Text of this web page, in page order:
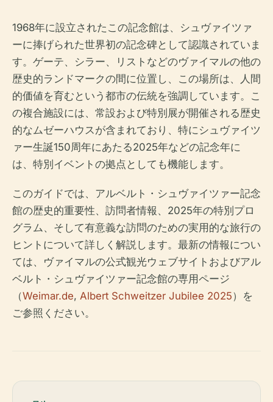
1968年に設立されたこの記念館は、シュヴァイツァ
ーに捧げられた世界初の記念碑として認識されていま
す。ゲーテ、シラー、リストなどのヴァイマルの他の
歴史的ランドマークの間に位置し、この場所は、人間
的価値を育むという都市の伝統を強調しています。こ
の複合施設には、常設および特別展が開催される歴史
的なムゼーハウスが含まれており、特にシュヴァイツ
ァー生誕150周年にあたる2025年などの記念年に
は、特別イベントの拠点としても機能します。
このガイドでは、アルベルト・シュヴァイツァー記念
館の歴史的重要性、訪問者情報、2025年の特別プロ
グラム、そして有意義な訪問のための実用的な旅行の
ヒントについて詳しく解説します。最新の情報につい
ては、ヴァイマルの公式観光ウェブサイトおよびアル
ベルト・シュヴァイツァー記念館の専用ページ
（Weimar.de, Albert Schweitzer Jubilee 2025）を
ご参照ください。